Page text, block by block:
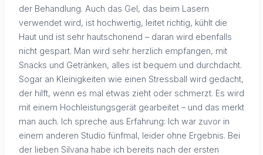
der Behandlung. Auch das Gel, das beim Lasern
verwendet wird, ist hochwertig, leitet richtig, kühlt die
Haut und ist sehr hautschonend – daran wird ebenfalls
nicht gespart. Man wird sehr herzlich empfangen, mit
Snacks und Getränken, alles ist bequem und durchdacht.
Sogar an Kleinigkeiten wie einen Stressball wird gedacht,
der hilft, wenn es mal etwas zieht oder schmerzt. Es wird
mit einem Hochleistungsgerät gearbeitet – und das merkt
man auch. Ich spreche aus Erfahrung: Ich war zuvor in
einem anderen Studio fünfmal, leider ohne Ergebnis. Bei
der lieben Silvana habe ich bereits nach der ersten